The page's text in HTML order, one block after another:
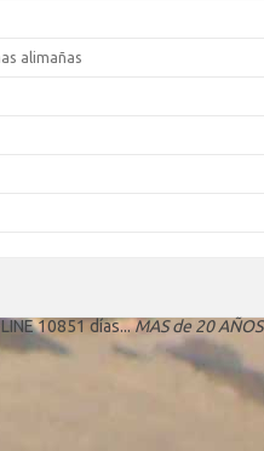
alimañas
10851 días...MAS de 20 AÑOS